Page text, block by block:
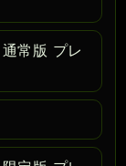
常版 プレ